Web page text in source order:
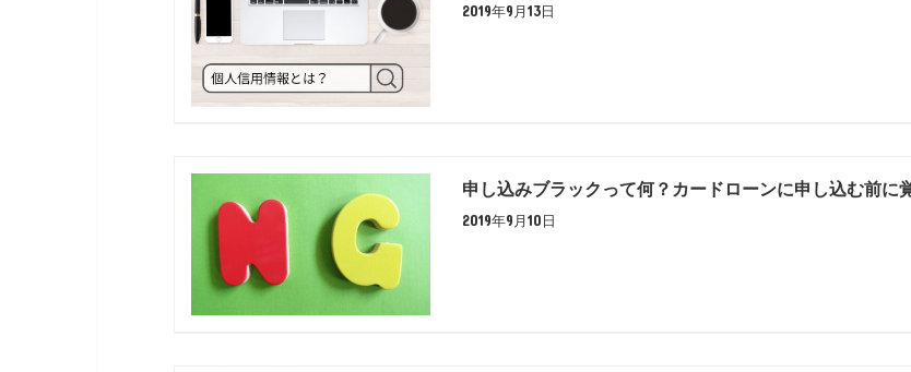
2019年9月13日
申し込みブラックって何？カードローンに申し込む前に
2019年9月10日